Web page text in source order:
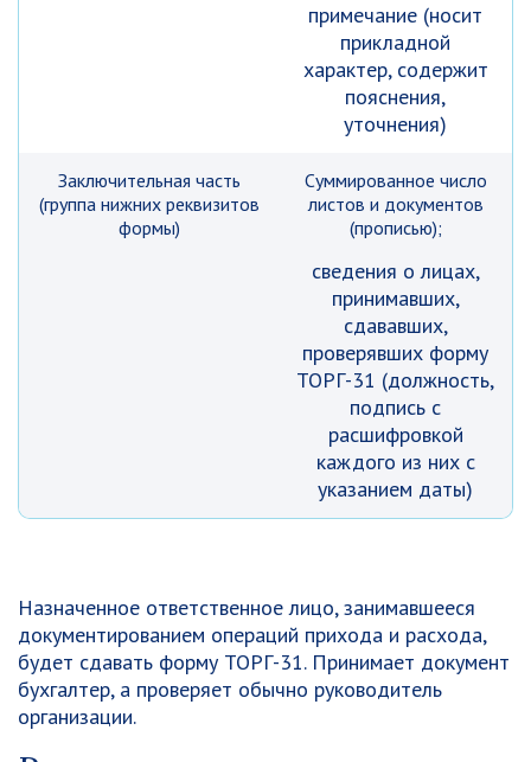
примечание (носит
прикладной
характер, содержит
пояснения,
уточнения)
Заключительная часть
(группа нижних реквизитов
формы)
Суммированное число
листов и документов
(прописью);
сведения о лицах,
принимавших,
сдававших,
проверявших форму
ТОРГ-31 (должность,
подпись с
расшифровкой
каждого из них с
указанием даты)
Назначенное ответственное лицо, занимавшееся
документированием операций прихода и расхода,
будет сдавать форму ТОРГ-31. Принимает документ
бухгалтер, а проверяет обычно руководитель
организации.